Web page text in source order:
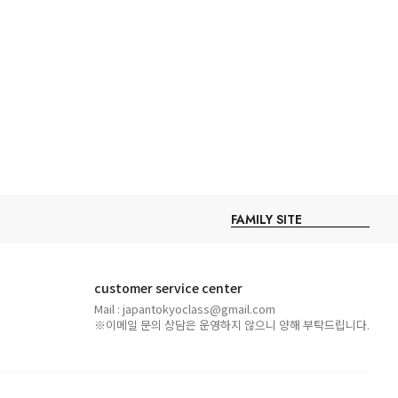
customer service center
Mail : japantokyoclass@gmail.com
※이메일 문의 상담은 운영하지 않으니 양해 부탁드립니다.